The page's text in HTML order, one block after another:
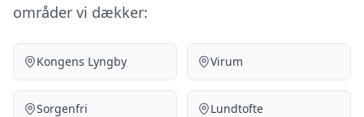
områder vi dækker:
Kongens Lyngby Virum
Sorgenfri Lundtofte